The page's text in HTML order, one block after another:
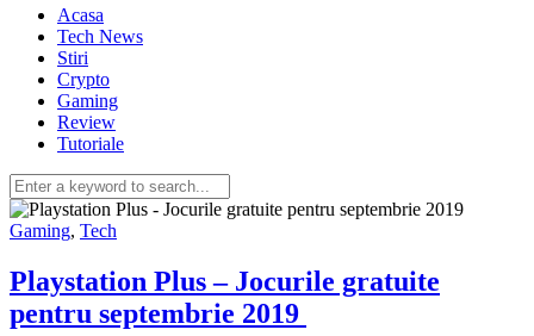
Acasa
Tech News
Stiri
Crypto
Gaming
Review
Tutoriale
Gaming, Tech
Playstation Plus – Jocurile gratuite
pentru septembrie 2019